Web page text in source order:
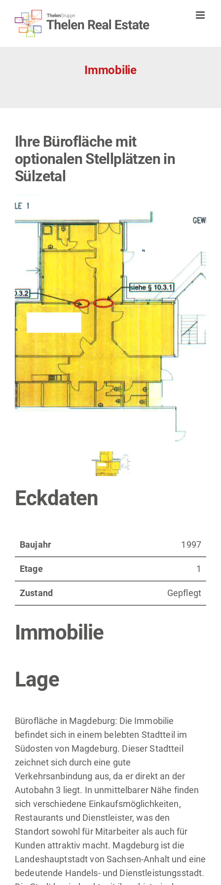
Inhalt
springen
Immobilie
Ihre Bürofläche mit
optionalen Stellplätzen in
Sülzetal
Eckdaten
Baujahr 1997
Etage 1
Zustand Gepflegt
Immobilie
Lage
Bürofläche in Magdeburg: Die Immobilie
befindet sich in einem belebten Stadtteil im
Südosten von Magdeburg. Dieser Stadtteil
zeichnet sich durch eine gute
Verkehrsanbindung aus, da er direkt an der
Autobahn 3 liegt. In unmittelbarer Nähe finden
sich verschiedene Einkaufsmöglichkeiten,
Restaurants und Dienstleister, was den
Standort sowohl für Mitarbeiter als auch für
Kunden attraktiv macht. Magdeburg ist die
Landeshauptstadt von Sachsen-Anhalt und eine
bedeutende Handels- und Dienstleistungsstadt.